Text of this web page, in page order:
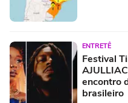
ENTRETÊ
Festival
encontro
brasileiro